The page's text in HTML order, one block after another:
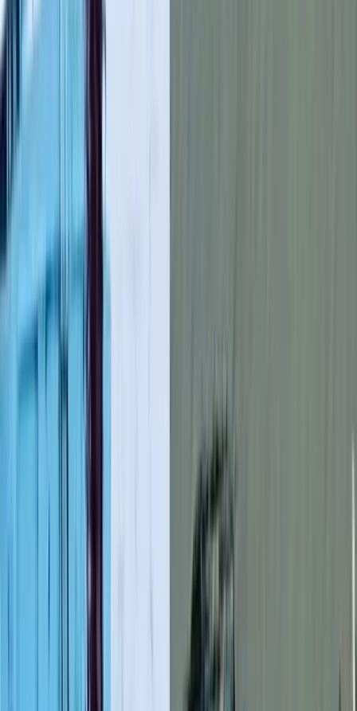
বরিশালসহ রাত ১টার মধ্যে ৬
জেলায় ঝড়ের আভাস, নদীবন্দরে ১
নম্বর সতর্কসংকেত